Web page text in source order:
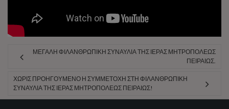
ΜΕΓΆΛΗ ΦΙΛΑΝΘΡΩΠΙΚΉ ΣΥΝΑΥΛΊΑ ΤΗΣ ΙΕΡΆΣ ΜΗΤΡΟΠΌΛΕΩΣ
ΠΕΙΡΑΙΏΣ.
ΧΩΡΊΣ ΠΡΟΗΓΟΎΜΕΝΟ Η ΣΥΜΜΕΤΟΧΉ ΣΤΗ ΦΙΛΑΝΘΡΩΠΙΚΉ
ΣΥΝΑΥΛΊΑ ΤΗΣ ΙΕΡΆΣ ΜΗΤΡΟΠΌΛΕΩΣ ΠΕΙΡΑΙΏΣ!